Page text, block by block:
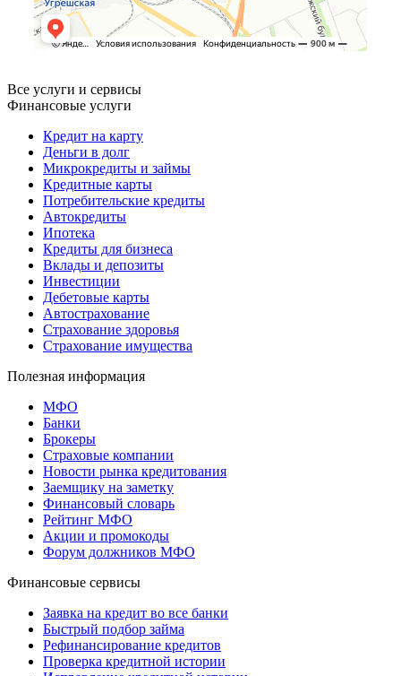
Все услуги и сервисы
Финансовые услуги
Кредит на карту
Деньги в долг
Микрокредиты и займы
Кредитные карты
Потребительские кредиты
Автокредиты
Ипотека
Кредиты для бизнеса
Вклады и депозиты
Инвестиции
Дебетовые карты
Автострахование
Страхование здоровья
Страхование имущества
Полезная информация
МФО
Банки
Брокеры
Страховые компании
Новости рынка кредитования
Заемщику на заметку
Финансовый словарь
Рейтинг МФО
Акции и промокоды
Форум должников МФО
Финансовые сервисы
Заявка на кредит во все банки
Быстрый подбор займа
Рефинансирование кредитов
Проверка кредитной истории